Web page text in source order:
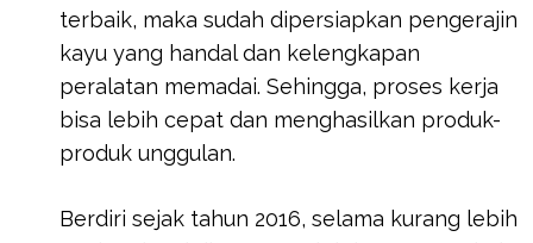
terbaik, maka sudah dipersiapkan pengerajin
kayu yang handal dan kelengkapan
peralatan memadai. Sehingga, proses kerja
bisa lebih cepat dan menghasilkan produk-
produk unggulan.
Berdiri sejak tahun 2016, selama kurang lebih